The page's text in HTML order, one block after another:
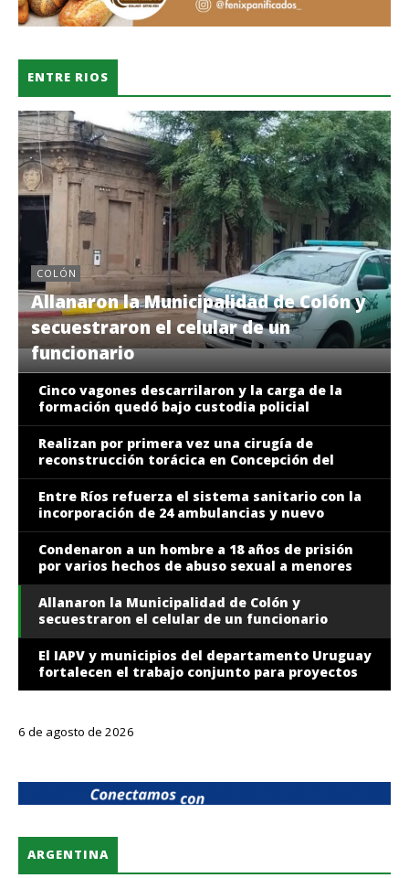
ENTRE RIOS
CONCEPCIÓN DEL URUGUAY
prisión por varios hechos de abuso
sexual a menores
COLÓN
Allanaron la Municipalidad de Colón y
secuestraron el celular de un
funcionario
CONCEPCIÓN DEL URUGUAY
El IAPV y municipios del departamento
Uruguay fortalecen el trabajo
conjunto para proyectos de viviendas
Cinco vagones descarrilaron y la carga de la
formación quedó bajo custodia policial
Realizan por primera vez una cirugía de
reconstrucción torácica en Concepción del
Uruguay
Entre Ríos refuerza el sistema sanitario con la
incorporación de 24 ambulancias y nuevo
equipamiento
Condenaron a un hombre a 18 años de prisión
por varios hechos de abuso sexual a menores
Allanaron la Municipalidad de Colón y
secuestraron el celular de un funcionario
El IAPV y municipios del departamento Uruguay
fortalecen el trabajo conjunto para proyectos
de viviendas
6 de agosto de 2026
ARGENTINA